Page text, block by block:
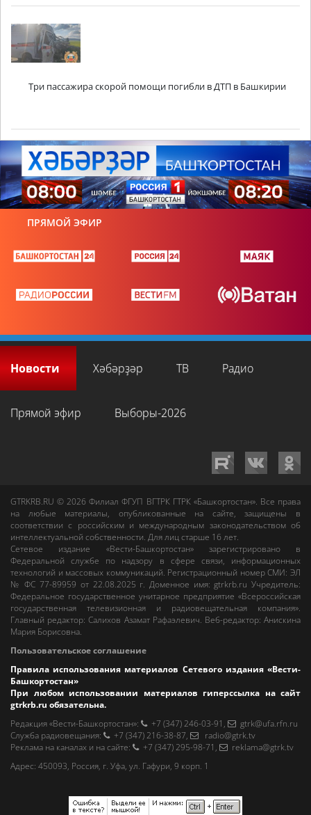
Три пассажира скорой помощи погибли в ДТП в Башкирии
ПРЯМОЙ ЭФИР
Новости Хәбәрҙәр ТВ Радио
Прямой эфир Выборы-2026
GTRKRB.RU © 2026Филиал ФГУП ВГТРК ГТРК «Башкортостан». Все права
на любые материалы, опубликованные на сайте, защищены в
соответствии с российским и международным законодательством об
интеллектуальной собственности. Для лиц старше 16 лет.
Сетевое издание «Вести-Башкортостан»зарегистрировано в
Федеральной службе по надзору в сфере связи, информационных
технологий и массовых коммуникаций. Регистрационный номер СМИ: ЭЛ
№ ФС 77-89959 от 22.08.2025 г. Доменное имя:gtrkrb.ru Учредитель:
Федеральное государственное унитарное предприятие «Всероссийская
государственная телевизионная и радиовещательная компания».
Главный редактор:Салихов Азамат Рафаэлевич. Веб-редактор:Анискина
Мария Борисовна.
Пользовательское соглашение
Правила использования материалов Сетевого издания «Вести-
Башкортостан»
При любом использовании материалов гиперссылка на сайт
gtrkrb.ru обязательна.
Редакция «Вести-Башкортостан»: +7 (347) 246-03-91 ,
gtrk@ufa.rfn.ru
Cлужба радиовещания: +7 (347) 216-38-87,
radio@gtrk.tv
Реклама на каналах и на сайте: +7 (347) 295-98-71 ,
reklama@gtrk.tv
Адрес: 450093, Россия, г. Уфа, ул. Гафури, 9 корп. 1